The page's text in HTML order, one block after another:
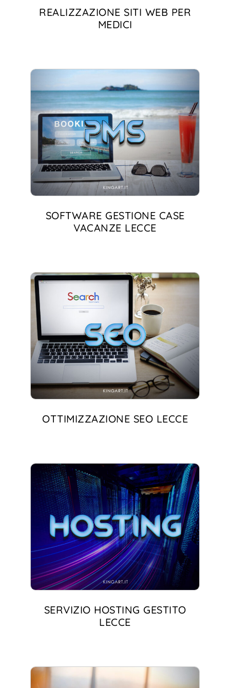
REALIZZAZIONE SITI WEB PER
MEDICI
SOFTWARE GESTIONE CASE
VACANZE LECCE
OTTIMIZZAZIONE SEO LECCE
SERVIZIO HOSTING GESTITO
LECCE